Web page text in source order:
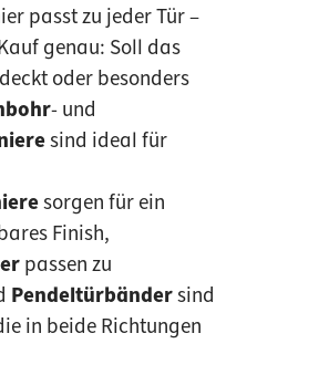
passt zu jeder Tür –
genau: Soll das
oder besonders
- und
sind ideal für
sorgen für ein
Finish,
passen zu
Pendeltürbändersind
in beide Richtungen